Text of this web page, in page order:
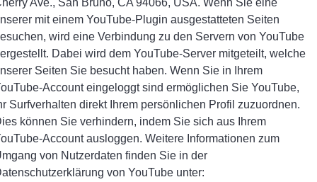
mit einem YouTube-Plugin ausgestatteten Seiten
wird eine Verbindung zu den Servern von YouTube
Dabei wird dem YouTube-Server mitgeteilt, welche
Seiten Sie besucht haben. Wenn Sie in Ihrem
Account eingeloggt sind ermöglichen Sie YouTube,
Surfverhalten direkt Ihrem persönlichen Profil zuzuordnen.
können Sie verhindern, indem Sie sich aus Ihrem
Account ausloggen. Weitere Informationen zum
von Nutzerdaten finden Sie in der
von YouTube unter: